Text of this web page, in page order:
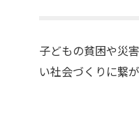
子どもの貧困や災
い社会づくりに繋